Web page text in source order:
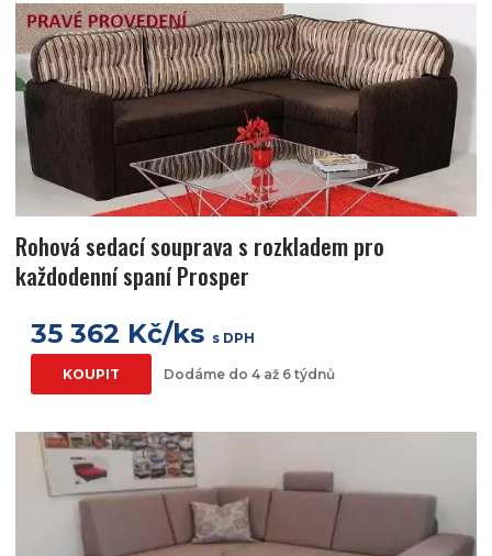
Rohová sedací souprava s rozkladem pro
každodenní spaní Prosper
35 362 Kč/ks s DPH
KOUPIT Dodáme do 4 až 6 týdnů